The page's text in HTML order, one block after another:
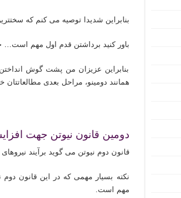
بنابراین شدیدا توصیه می کنم که
باور کنید برداشتن قدم اول مهم
بنابراین عزیزان من پشت گوش انداختن
همانند دومینو، مراحل بعدی
دومین قانون نیوتن جهت
قانون دوم نیوتن می گوید برآیند
نکته بسیار مهمی که در این قانون
مهم است.